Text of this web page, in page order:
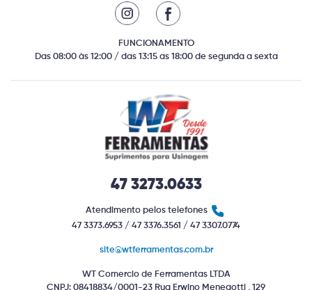
FUNCIONAMENTO
Das 08:00 às 12:00 / das 13:15 as 18:00 de segunda a sexta
47 3273.0633
Atendimento pelos telefones
47 3373.6953 / 47 3376.3561 / 47 3307.0774
site@wtferramentas.com.br
WT Comercio de Ferramentas LTDA
CNPJ: 08418834/0001-23 Rua Erwino Menegotti , 129